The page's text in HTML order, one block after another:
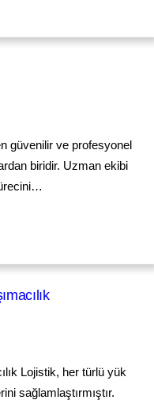
güvenilir ve profesyonel
biridir. Uzman ekibi
Lojistik, her türlü yük
sağlamlaştırmıştır.